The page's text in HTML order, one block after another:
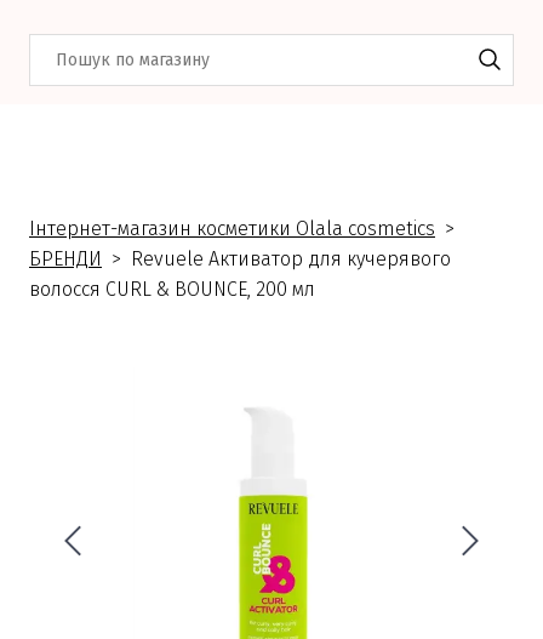
Інтернет-магазин косметики Olala cosmetics
БРЕНДИ
Revuele Активатор для кучерявого
волосся CURL & BOUNCE, 200 мл